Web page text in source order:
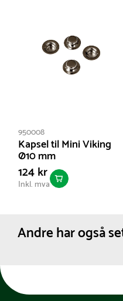
950008
Kapsel til Mini Viking
Ø10 mm
124 kr
Inkl. mva
Andre har også